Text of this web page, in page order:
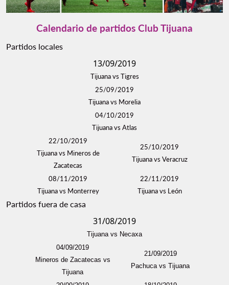
Calendario de partidos Club Tijuana
Partidos locales
13/09/2019
Tijuana vs Tigres
25/09/2019
Tijuana vs Morelia
04/10/2019
Tijuana vs Atlas
22/10/2019
Tijuana vs Mineros de
Zacatecas
25/10/2019
Tijuana vs Veracruz
08/11/2019
Tijuana vs Monterrey
22/11/2019
Tijuana vs León
Partidos fuera de casa
31/08/2019
Tijuana vs Necaxa
04/09/2019
Mineros de Zacatecas vs
Tijuana
21/09/2019
Pachuca vs Tijuana